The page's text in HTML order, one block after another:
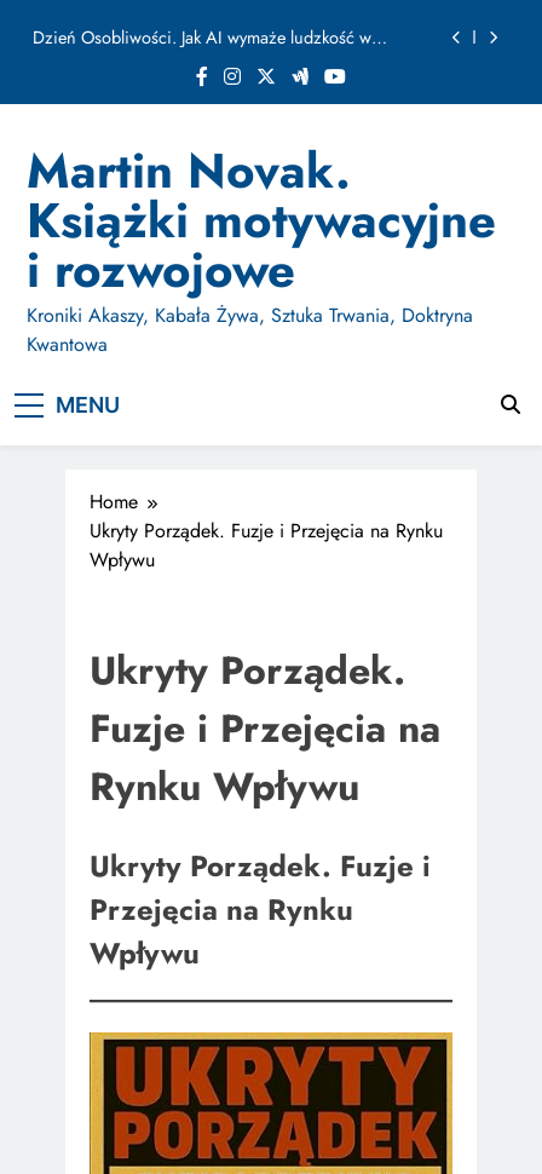
Jak Budować Myślokształty Powodzenia
Jak Projektować i Aktywować Myślokształty dla
Osiągania Celów w Codziennym Życiu
Dzień Osobliwości. Jak AI wymaże ludzkość w
ułamku sekundy
Jak Budować Myślokształty Powodzenia
Jak Projektować i Aktywować Myślokształty dla
Osiągania Celów w Codziennym Życiu
Martin Novak.
Książki motywacyjne
i rozwojowe
Kroniki Akaszy, Kabała Żywa, Sztuka Trwania, Doktryna
Kwantowa
MENU
Home
Ukryty Porządek. Fuzje i Przejęcia na Rynku
Wpływu
Ukryty Porządek.
Fuzje i Przejęcia na
Rynku Wpływu
Ukryty Porządek. Fuzje i
Przejęcia na Rynku
Wpływu